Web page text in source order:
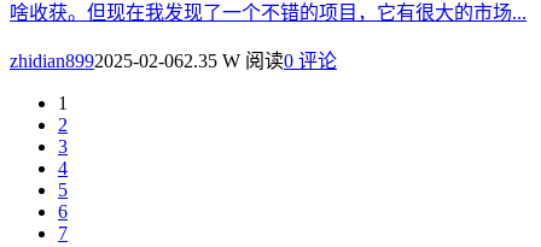
啥收获。但现在我发现了一个不错的项目，它有很大的市场...
zhidian8992025-02-062.35 W 阅读0 评论
1
2
3
4
5
6
7